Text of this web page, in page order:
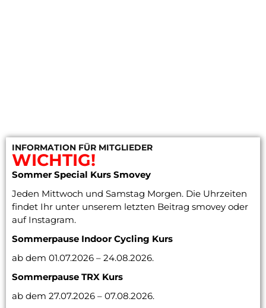
INFORMATION FÜR MITGLIEDER
WICHTIG!
Sommer Special Kurs Smovey
Jeden Mittwoch und Samstag Morgen. Die Uhrzeiten
findet Ihr unter unserem letzten Beitrag smovey oder
auf Instagram.
Sommerpause Indoor Cycling Kurs
ab dem 01.07.2026 – 24.08.2026.
Sommerpause TRX Kurs
ab dem 27.07.2026 – 07.08.2026.